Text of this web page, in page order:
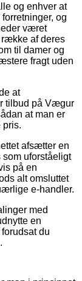
og enhver at
og
været
række af deres
til damer og
fragt uden
at
tilbud på Vægur
at man er
pris.
afsætter en
uforståeligt
på en
alt omsluttet
e-handler.
med
en
du